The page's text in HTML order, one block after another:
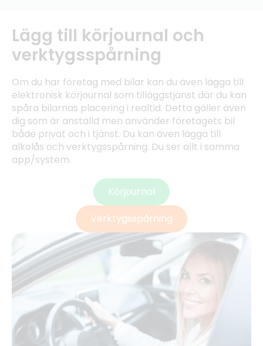
Lägg till körjournal och
verktygsspårning
Om du har företag med bilar kan du även lägga till
elektronisk körjournal som tilläggstjänst där du kan
spåra bilarnas placering i realtid. Detta gäller även
dig som är anställd men använder företagets bil
både privat och i tjänst. Du kan även lägga till
alkolås och verktygsspårning. Du ser allt i samma
app/system.
Körjournal
Verktygsspårning